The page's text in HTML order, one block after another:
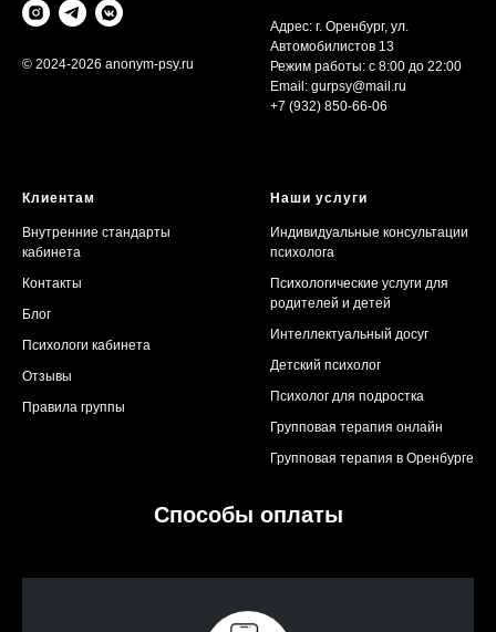
© 2024-2026 anonym-psy.ru
Адрес: г. Оренбург, ул.
Автомобилистов 13
Режим работы: с 8:00 до 22:00
Email: gurpsy@mail.ru
+7 (932) 850-66-06
Клиентам
Внутренние стандарты
кабинета
Контакты
Блог
Психологи кабинета
Отзывы
Правила группы
Наши услуги
Индивидуальные консультации
психолога
Психологические услуги для
родителей и детей
Интеллектуальный досуг
Детский психолог
Психолог для подростка
Групповая терапия онлайн
Групповая терапия в Оренбурге
Способы оплаты